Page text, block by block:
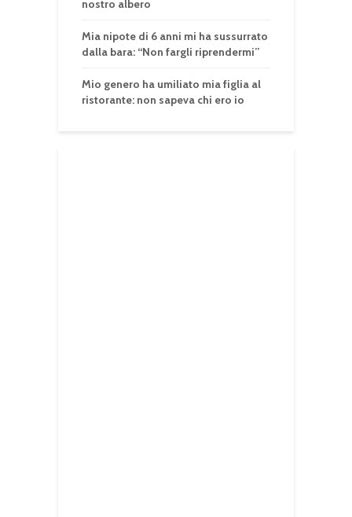
nostro albero
Mia nipote di 6 anni mi ha sussurrato
dalla bara: “Non fargli riprendermi”
Mio genero ha umiliato mia figlia al
ristorante: non sapeva chi ero io